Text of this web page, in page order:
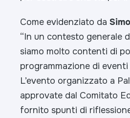
Come evidenziato da
“In un contesto generale
siamo molto contenti di
programmazione di
L’evento organizzato a
approvate dal Comitato
fornito spunti di